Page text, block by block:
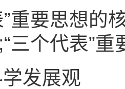
重要思想的
三个代表”
发展观